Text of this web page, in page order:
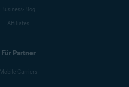
Business-Blog
Affiliates
Für Partner
Mobile Carriers